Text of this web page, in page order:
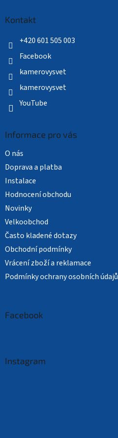
Kontakt
+420 601 505 003
Facebook
kamerovysvet
kamerovysvet
YouTube
Informace pro vás
O nás
Doprava a platba
Instalace
Hodnocení obchodu
Novinky
Velkoobchod
Často kladené dotazy
Obchodní podmínky
Vrácení zboží a reklamace
Podmínky ochrany osobních údajů
Facebook
Instagram